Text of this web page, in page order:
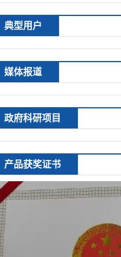
典型用户
媒体报道
政府科研项目
产品获奖证书